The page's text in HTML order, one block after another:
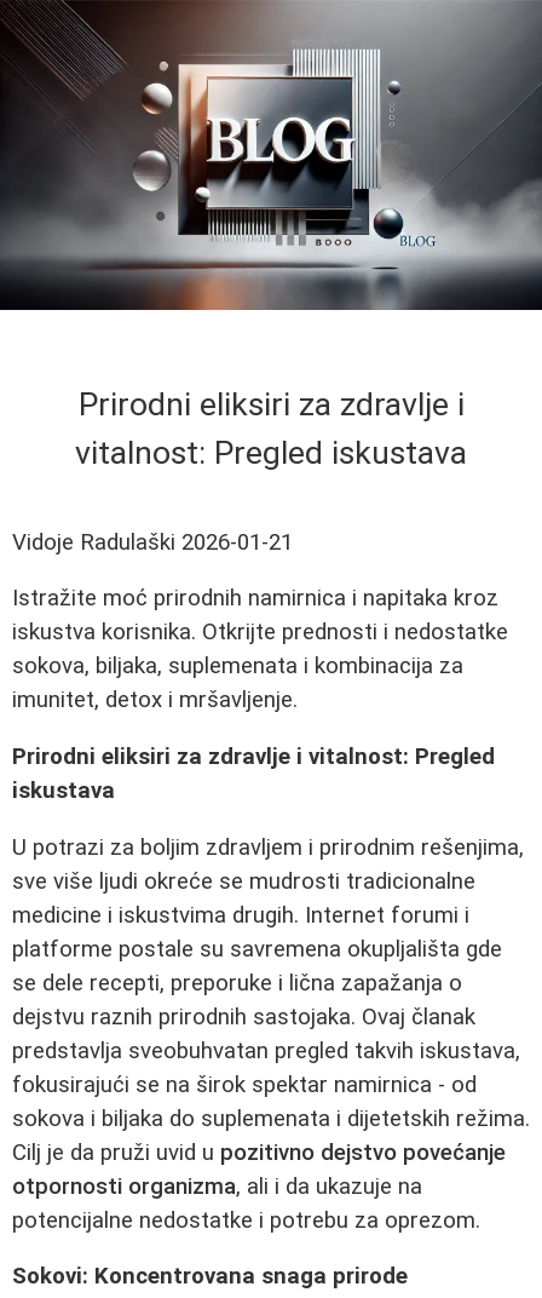
Prirodni eliksiri za zdravlje i
vitalnost: Pregled iskustava
Vidoje Radulaški 2026-01-21
Istražite moć prirodnih namirnica i napitaka kroz
iskustva korisnika. Otkrijte prednosti i nedostatke
sokova, biljaka, suplemenata i kombinacija za
imunitet, detox i mršavljenje.
Prirodni eliksiri za zdravlje i vitalnost: Pregled
iskustava
U potrazi za boljim zdravljem i prirodnim rešenjima,
sve više ljudi okreće se mudrosti tradicionalne
medicine i iskustvima drugih. Internet forumi i
platforme postale su savremena okupljališta gde
se dele recepti, preporuke i lična zapažanja o
dejstvu raznih prirodnih sastojaka. Ovaj članak
predstavlja sveobuhvatan pregled takvih iskustava,
fokusirajući se na širok spektar namirnica - od
sokova i biljaka do suplemenata i dijetetskih režima.
Cilj je da pruži uvid u pozitivno dejstvo povećanje
otpornosti organizma, ali i da ukazuje na
potencijalne nedostatke i potrebu za oprezom.
Sokovi: Koncentrovana snaga prirode